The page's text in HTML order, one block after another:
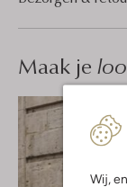
Wij,
Maak je